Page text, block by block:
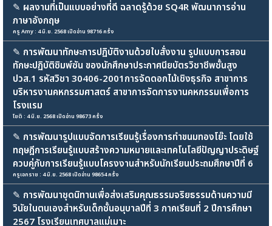
✎ ผลงานที่เป็นแบบอย่างที่ดี ฉลาดรู้ด้วย SQ4R พัฒนาการอ่าน
ภาษาอังกฤษ
ครู Amy : 4 มิ.ย. 2568 เปิดอ่าน 98716 ครั้ง
✎ การพัฒนาทักษะการปฏิบัติงานด้วยใบสั่งงาน รูปแบบการสอน
ทักษะปฏิบัติซิมพ์ซัน ของนักศึกษาประกาศนียบัตรวิชาชีพชั้นสูง
ปวส.1 รหัสวิชา 30406-2001การจัดดอกไม้เชิงธุรกิจ สาขาการ
บริหารงานคหกรรมศาสตร์ สาขาการจัดการงานคหกรรมเพื่อการ
โรงแรม
โชติ : 4 มิ.ย. 2568 เปิดอ่าน 98673 ครั้ง
✎ การพัฒนารูปแบบจัดการเรียนรู้เรื่องการทำขนมทองโย๊ะ โดยใช้
ทฤษฎีการเรียนรู้แบบสร้างความหมายและเทคโนโลยีปัญญาประดิษฐ์
ควบคู่กับการเรียนรู้แบบโครงงานสำหรับนักเรียนประถมศึกษาปีที่ 6
ครูเอกราช : 4 มิ.ย. 2568 เปิดอ่าน 98654 ครั้ง
✎ การพัฒนาชุดนิทานเพื่อส่งเสริมคุณธรรมจริยธรรมด้านความมี
วินัยในตนเองสำหรับเด็กชั้นอนุบาลปีที่ 3 ภาคเรียนที่ 2 ปีการศึกษา
2567 โรงเรียนเทศบาลแม่เมาะ